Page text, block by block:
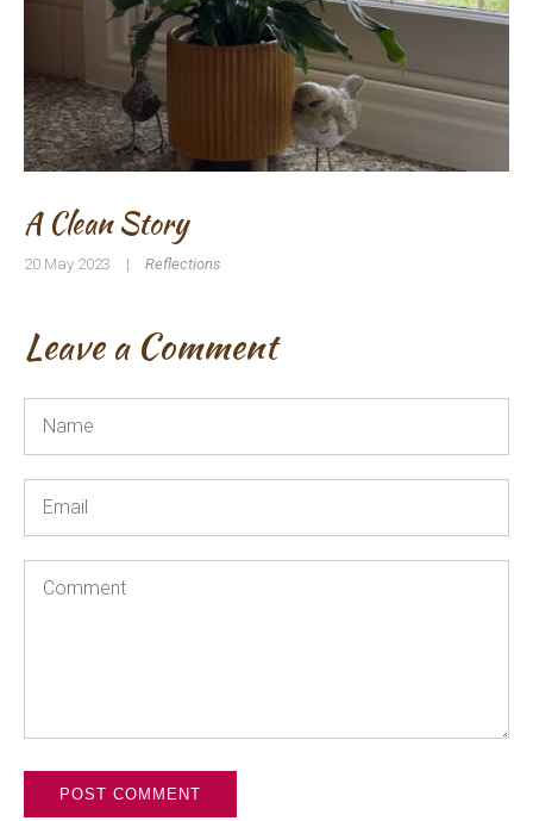
A Clean Story
20 May 2023 | Reflections
Leave a Comment